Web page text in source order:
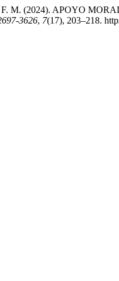
F. M. (2024). APOYO
3626, 7(17), 203–218.